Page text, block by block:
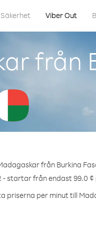
Säkerhet Viber Out
från
från Burkina
- startar från endast 99.0
priserna per minut till